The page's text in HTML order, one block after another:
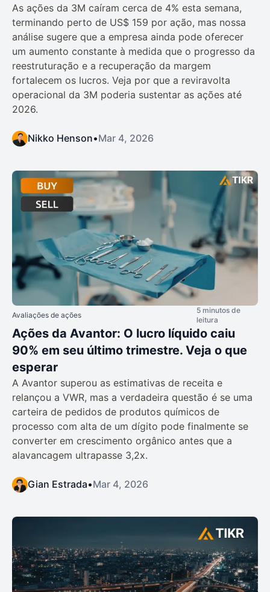
As ações da 3M caíram cerca de 4% esta semana,
terminando perto de US$ 159 por ação, mas nossa
análise sugere que a empresa ainda pode oferecer
um aumento constante à medida que o progresso da
reestruturação e a recuperação da margem
fortalecem os lucros. Veja por que a reviravolta
operacional da 3M poderia sustentar as ações até
2026.
Nikko Henson•Mar 4, 2026
Avaliações de ações
5 minutos de
leitura
Ações da Avantor: O lucro líquido caiu
90% em seu último trimestre. Veja o que
esperar
A Avantor superou as estimativas de receita e
relançou a VWR, mas a verdadeira questão é se uma
carteira de pedidos de produtos químicos de
processo com alta de um dígito pode finalmente se
converter em crescimento orgânico antes que a
alavancagem ultrapasse 3,2x.
Gian Estrada•Mar 4, 2026